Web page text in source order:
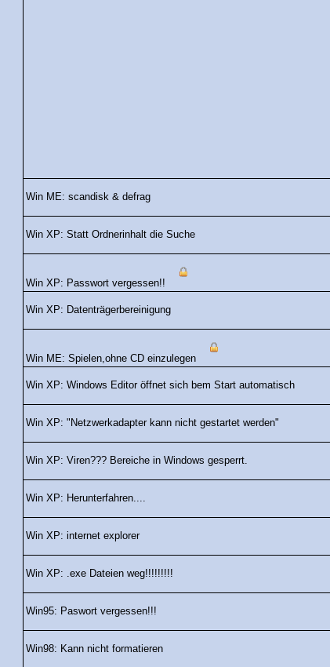
Win ME: scandisk & defrag
Win XP: Statt Ordnerinhalt die Suche
Win XP: Passwort vergessen!!
Win XP: Datenträgerbereinigung
Win ME: Spielen,ohne CD einzulegen
Win XP: Windows Editor öffnet sich bem Start automatisch
Win XP: "Netzwerkadapter kann nicht gestartet werden"
Win XP: Viren??? Bereiche in Windows gesperrt.
Win XP: Herunterfahren....
Win XP: internet explorer
Win XP: .exe Dateien weg!!!!!!!!!
Win95: Paswort vergessen!!!
Win98: Kann nicht formatieren